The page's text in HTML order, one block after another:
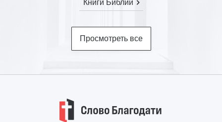
Книги Библии
Просмотреть все